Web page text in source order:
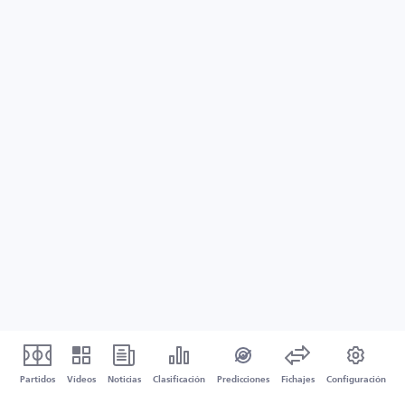
Partidos Vídeos Noticias Clasificación Predicciones Fichajes Configuración